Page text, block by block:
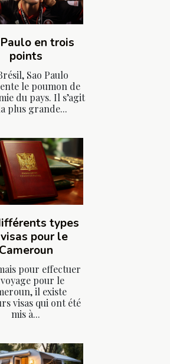
en trois
points
Sao Paulo
le poumon de
du pays. Il s’agit
plus grande...
types
pour le
Cameroun
pour effectuer
pour le
il existe
visas qui ont été
mis à...